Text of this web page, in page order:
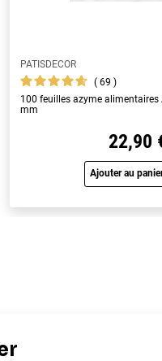
PATISDECOR
69
100 feuilles azyme alimentaires
mm
22,90
Ajouter au
Avis